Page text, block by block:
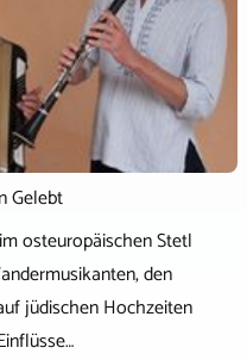
Gelebt
osteuropäischen Stetl
den
jüdischen Hochzeiten